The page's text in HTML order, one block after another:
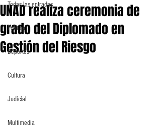
Todas las entradas
Política
Deportes
Cultura
Judicial
Multimedia
UNAD realiza ceremonia de
grado del Diplomado en
Gestión del Riesgo